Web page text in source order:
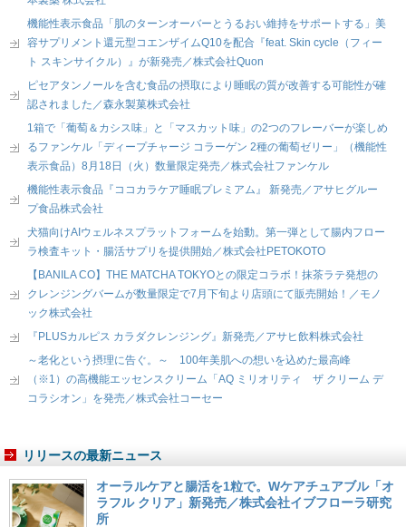
機能性表示食品「肌のターンオーバーとうるおい維持をサポートする」美
容サプリメント還元型コエンザイムQ10を配合『feat. Skin cycle（フィー
ト スキンサイクル）』が新発売／株式会社Quon
ピセアタンノールを含む食品の摂取により睡眠の質が改善する可能性が確
認されました／森永製菓株式会社
1箱で「葡萄＆カシス味」と「マスカット味」の2つのフレーバーが楽しめ
るファンケル「ディープチャージ コラーゲン 2種の葡萄ゼリー」（機能性
表示食品）8月18日（火）数量限定発売／株式会社ファンケル
機能性表示食品『ココカラケア睡眠プレミアム』 新発売／アサヒグルー
プ食品株式会社
犬猫向けAIウェルネスプラットフォームを始動。第一弾として腸内フロー
ラ検査キット・腸活サプリを提供開始／株式会社PETOKOTO
【BANILA CO】THE MATCHA TOKYOとの限定コラボ！抹茶ラテ発想の
クレンジングバームが数量限定で7月下旬より店頭にて販売開始！／モノ
ック株式会社
『PLUSカルピス カラダクレンジング』新発売／アサヒ飲料株式会社
～老化という摂理に告ぐ。～ 100年美肌への想いを込めた最高峰
（※1）の高機能エッセンスクリーム「AQ ミリオリティ ザ クリーム デ
コラシオン」を発売／株式会社コーセー
リリースの最新ニュース
オーラルケアと腸活を1粒で。Wケアチュアブル「オ
ラフル クリア」新発売／株式会社イブフローラ研究
所